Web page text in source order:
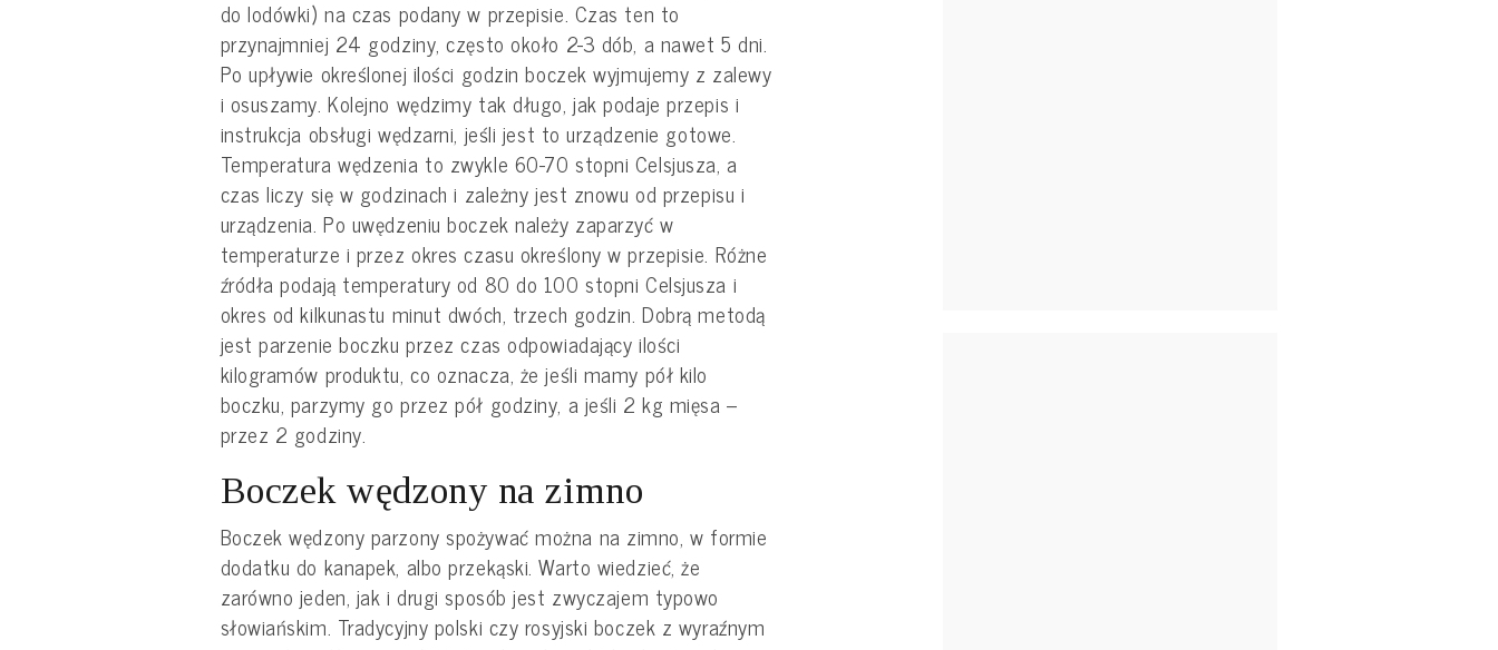
do lodówki) na czas podany w przepisie. Czas ten to
przynajmniej 24 godziny, często około 2-3 dób, a nawet 5 dni.
Po upływie określonej ilości godzin boczek wyjmujemy z zalewy
i osuszamy. Kolejno wędzimy tak długo, jak podaje przepis i
instrukcja obsługi wędzarni, jeśli jest to urządzenie gotowe.
Temperatura wędzenia to zwykle 60-70 stopni Celsjusza, a
czas liczy się w godzinach i zależny jest znowu od przepisu i
urządzenia. Po uwędzeniu boczek należy zaparzyć w
temperaturze i przez okres czasu określony w przepisie. Różne
źródła podają temperatury od 80 do 100 stopni Celsjusza i
okres od kilkunastu minut dwóch, trzech godzin. Dobrą metodą
jest parzenie boczku przez czas odpowiadający ilości
kilogramów produktu, co oznacza, że jeśli mamy pół kilo
boczku, parzymy go przez pół godziny, a jeśli 2 kg mięsa –
przez 2 godziny.
Boczek wędzony na zimno
Boczek wędzony parzony spożywać można na zimno, w formie
dodatku do kanapek, albo przekąski. Warto wiedzieć, że
zarówno jeden, jak i drugi sposób jest zwyczajem typowo
słowiańskim. Tradycyjny polski czy rosyjski boczek z wyraźnym